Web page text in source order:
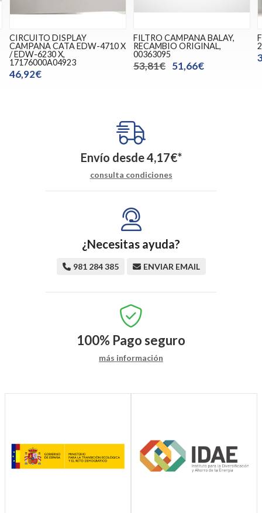
CIRCUITO DISPLAY
CAMPANA CATA EDW-4710 X
/ EDW-6230 X,
17176000A04923
46,92€
FILTRO CAMPANA BALAY,
RECAMBIO ORIGINAL,
00363095
53,81€ 51,66€
Envío desde4,17€*
consulta condiciones
¿Necesitas ayuda?
981 284 385 ENVIAR EMAIL
100% Pago seguro
más información